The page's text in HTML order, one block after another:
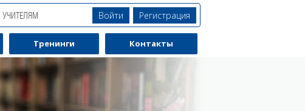
УЧИТЕЛЯМ Войти Регистрация
Тренинги Контакты